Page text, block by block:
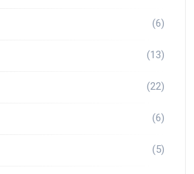
(6)
(13)
(22)
(6)
(5)